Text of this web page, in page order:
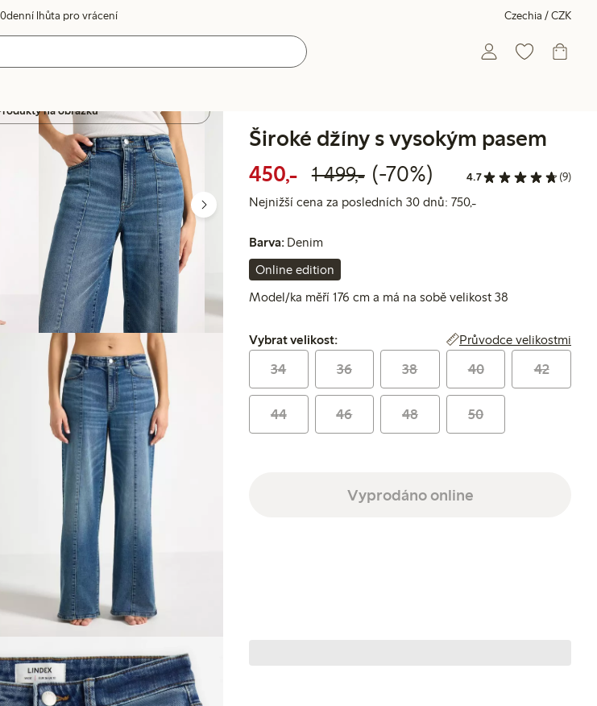
lhůta pro vrácení Czechia / CZK
na obrázku
Široké džíny s vysokým pasem
450,- Snížená cena: 450,00 Kč
1 499,-Běžná cena: 1 499,00 Kč
70% sleva
(-70%) 4.7 (9)
Nejnižší cena za posledních 30 dnů: 750,-Nejnižší cena za
Barva: Denim
Online edition
Model/ka měří 176 cm a má na sobě velikost 38
Vybrat velikost:
Vybrat velikost: Průvodce velikostmi
34 36 38 40 42
44 46 48 50
Vyprodáno online